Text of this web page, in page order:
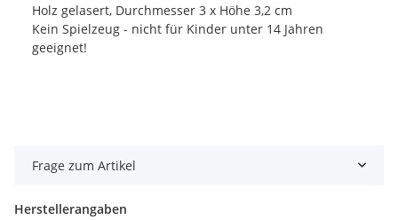
Holz gelasert, Durchmesser 3 x Höhe 3,2 cm
Kein Spielzeug - nicht für Kinder unter 14 Jahren
geeignet!
Frage zum Artikel
Herstellerangaben